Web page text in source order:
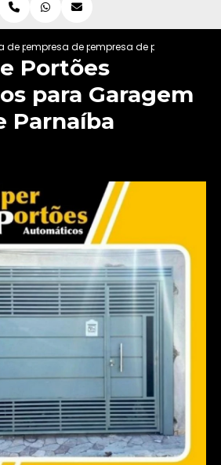
de portoes automaticos
empresa de portao automatico de aco
empresa de portoes
Portões
para Garagem
Parnaíba